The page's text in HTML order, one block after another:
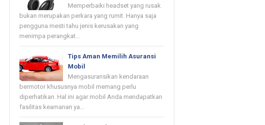
Memperbaiki headset yang rusak
bukan merupakan perkara yang rumit. Hanya saja
pengguna mesti tahu jenis kerusakan yang
menimpa perangkat...
Tips Aman Memilih Asuransi
Mobil
Mengasuransikan kendaraan
bermotor khususnya mobil memang perlu
diperhatikan. Hal ini agar mobil Anda mendapatkan
fasilitas keamanan ya...